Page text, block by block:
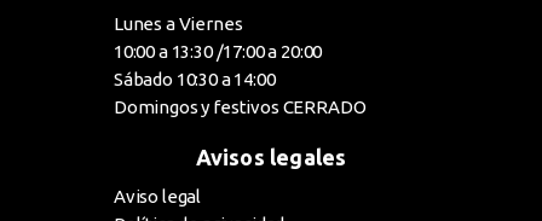
Lunes a Viernes
10:00 a 13:30 /17:00 a 20:00
Sábado 10:30 a 14:00
Domingos y festivos CERRADO
Avisos legales
Aviso legal